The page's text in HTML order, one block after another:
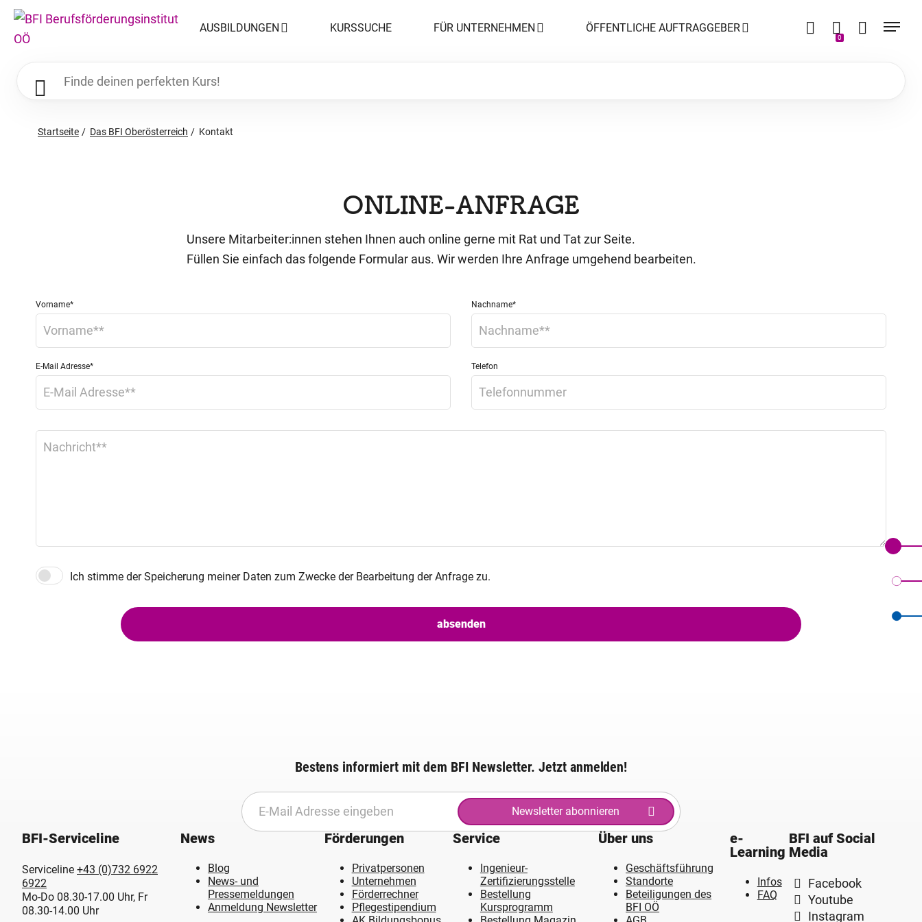
AUSBILDUNGEN KURSSUCHE FÜR UNTERNEHMEN ÖFFENTLICHE AUFTRAGGEBER
0
Startseite Das BFI Oberösterreich Kontakt
ONLINE-ANFRAGE
Unsere Mitarbeiter:innen stehen Ihnen auch online gerne mit Rat und Tat zur Seite.
Füllen Sie einfach das folgende Formular aus. Wir werden Ihre Anfrage umgehend bearbeiten.
Vorname* Nachname*
E-Mail Adresse* Telefon
Ich stimme der Speicherung meiner Daten zum Zwecke der Bearbeitung der Anfrage zu.
Bestens informiert mit dem BFI Newsletter. Jetzt anmelden!
Newsletter abonnieren
BFI-Serviceline
Serviceline +43 (0)732 6922
6922
Mo-Do 08.30-17.00 Uhr, Fr
08.30-14.00 Uhr
News
Blog
News- und
Pressemeldungen
Anmeldung Newsletter
Förderungen
Privatpersonen
Unternehmen
Förderrechner
Pflegestipendium
Service
Ingenieur-
Zertifizierungsstelle
Bestellung
Kursprogramm
Über uns
Geschäftsführung
Standorte
Beteiligungen des
BFI OÖ
e-
Learning
Infos
FAQ
BFI auf Social
Media
Facebook
Youtube
Instagram